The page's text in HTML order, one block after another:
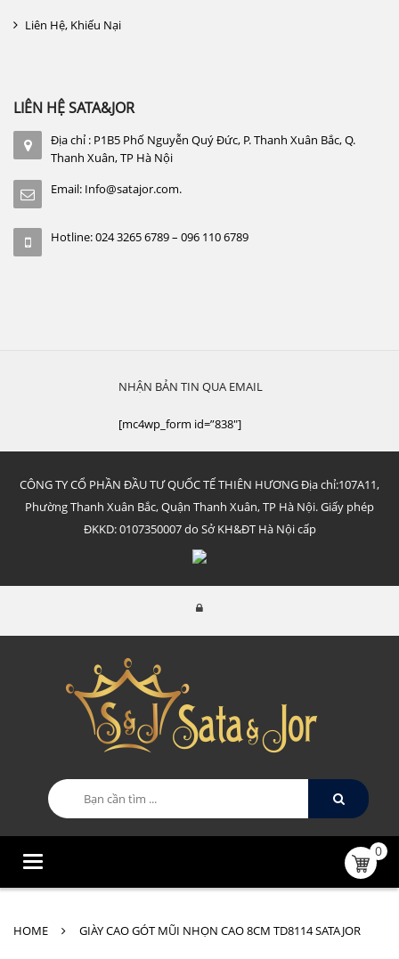
Liên Hệ, Khiếu Nại
LIÊN HỆ SATA&JOR
Địa chỉ : P1B5 Phố Nguyễn Quý Đức, P. Thanh Xuân Bắc, Q.
Thanh Xuân, TP Hà Nội
Email: Info@satajor.com.
Hotline: 024 3265 6789 – 096 110 6789
NHẬN BẢN TIN QUA EMAIL
[mc4wp_form id=”838″]
CÔNG TY CỔ PHẦN ĐẦU TƯ QUỐC TẾ THIÊN HƯƠNG Địa chỉ:107A11,
Phường Thanh Xuân Bắc, Quận Thanh Xuân, TP Hà Nội. Giấy phép
ĐKKD: 0107350007 do Sở KH&ĐT Hà Nội cấp
Categories
0
HOME GIÀY CAO GÓT MŨI NHỌN CAO 8CM TD8114 SATAJOR